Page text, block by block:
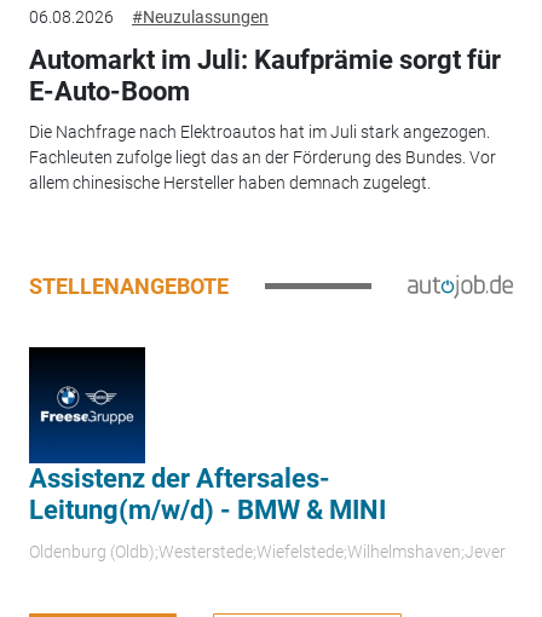
06.08.2026 #Neuzulassungen
Automarkt im Juli: Kaufprämie sorgt für
E-Auto-Boom
Die Nachfrage nach Elektroautos hat im Juli stark angezogen.
Fachleuten zufolge liegt das an der Förderung des Bundes. Vor
allem chinesische Hersteller haben demnach zugelegt.
STELLENANGEBOTE
Assistenz der Aftersales-
Leitung(m/w/d) - BMW & MINI
Oldenburg (Oldb);Westerstede;Wiefelstede;Wilhelmshaven;Jever